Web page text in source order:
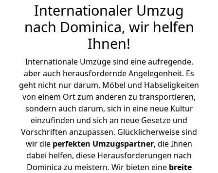
Internationaler Umzug
nach Dominica, wir helfen
Ihnen!
Internationale Umzüge sind eine aufregende,
aber auch herausfordernde Angelegenheit. Es
geht nicht nur darum, Möbel und Habseligkeiten
von einem Ort zum anderen zu transportieren,
sondern auch darum, sich in eine neue Kultur
einzufinden und sich an neue Gesetze und
Vorschriften anzupassen. Glücklicherweise sind
wir die perfekten Umzugspartner, die Ihnen
dabei helfen, diese Herausforderungen nach
Dominica zu meistern. Wir bieten eine breite